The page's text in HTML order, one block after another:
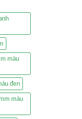
màu
đen
màu